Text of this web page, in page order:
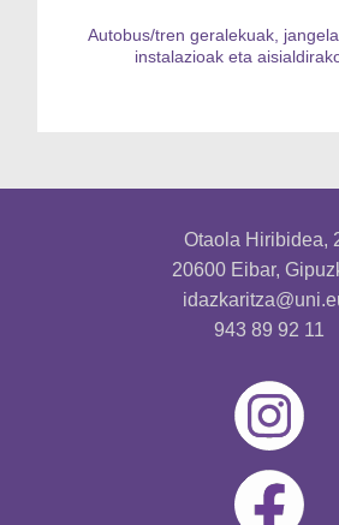
Autobus/tren geralekuak,
instalazioak eta
Otaola Hiribidea,
20600 Eibar,
943 89 92 11